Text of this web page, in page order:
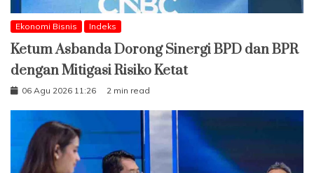
Ekonomi Bisnis Indeks
Ketum Asbanda Dorong Sinergi BPD dan BPR
dengan Mitigasi Risiko Ketat
06 Agu 2026 11:26 2 min read